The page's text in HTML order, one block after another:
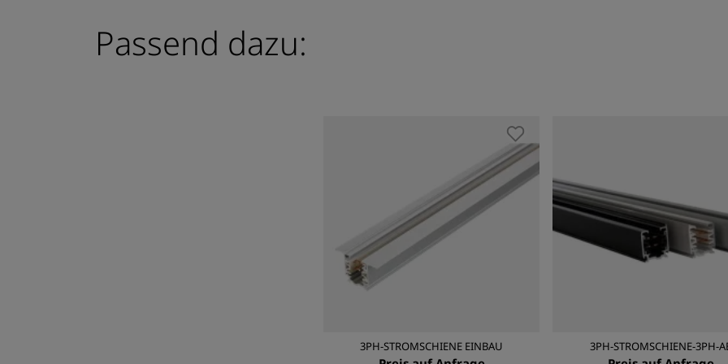
Passend dazu:
3PH-STROMSCHIENE EINBAU 3PH-STROMSCHIENE-3PH-